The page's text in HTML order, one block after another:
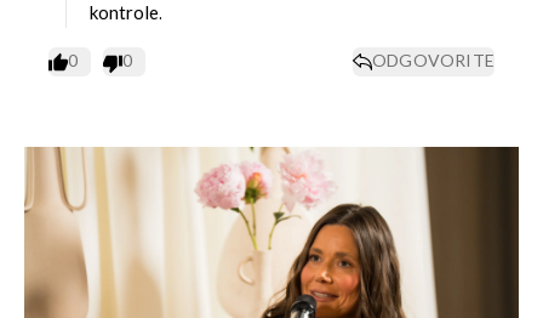
kontrole.
0 0 ODGOVORITE